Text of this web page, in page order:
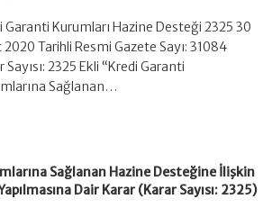
Garanti Kurumları Hazine Desteği 2325 30
Tarihli Resmi Gazete Sayı: 31084
Sayısı: 2325 Ekli “Kredi Garanti
Sağlanan…
Sağlanan Hazine Desteğine İlişkin
Dair Karar (Karar Sayısı: 2325)